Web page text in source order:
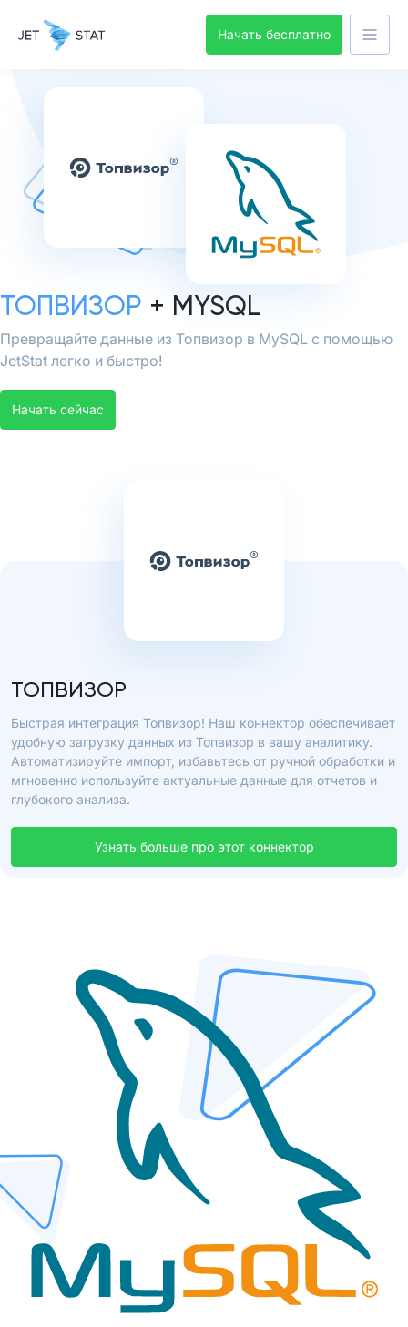
Начать бесплатно
ТОПВИЗОР + MYSQL
Превращайте данные из Топвизор в MySQL с помощью
JetStat легко и быстро!
Начать сейчас
ТОПВИЗОР
Быстрая интеграция Топвизор! Наш коннектор обеспечивает
удобную загрузку данных из Топвизор в вашу аналитику.
Автоматизируйте импорт, избавьтесь от ручной обработки и
мгновенно используйте актуальные данные для отчетов и
глубокого анализа.
Узнать больше про этот коннектор